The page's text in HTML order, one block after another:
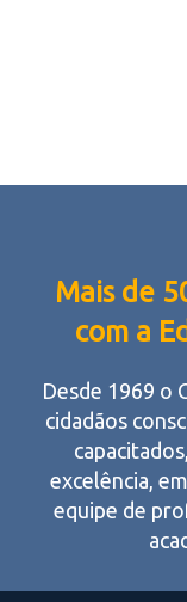
Mais de
com a
Desde 1969 o
cidadãos
excelência,
equipe de